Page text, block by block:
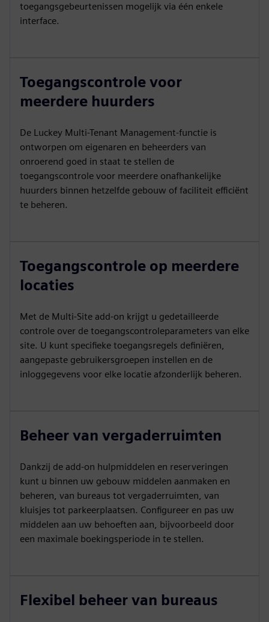
toegangsgebeurtenissen mogelijk via één enkele
interface.
Toegangscontrole voor
meerdere huurders
De Luckey Multi-Tenant Management-functie is
ontworpen om eigenaren en beheerders van
onroerend goed in staat te stellen de
toegangscontrole voor meerdere onafhankelijke
huurders binnen hetzelfde gebouw of faciliteit efficiënt
te beheren.
Toegangscontrole op meerdere
locaties
Met de Multi-Site add-on krijgt u gedetailleerde
controle over de toegangscontroleparameters van elke
site. U kunt specifieke toegangsregels definiëren,
aangepaste gebruikersgroepen instellen en de
inloggegevens voor elke locatie afzonderlijk beheren.
Beheer van vergaderruimten
Dankzij de add-on hulpmiddelen en reserveringen
kunt u binnen uw gebouw middelen aanmaken en
beheren, van bureaus tot vergaderruimten, van
kluisjes tot parkeerplaatsen. Configureer en pas uw
middelen aan uw behoeften aan, bijvoorbeeld door
een maximale boekingsperiode in te stellen.
Flexibel beheer van bureaus